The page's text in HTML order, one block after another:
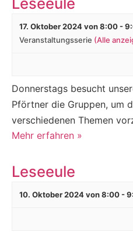
17. Oktober 2024 von 8:00 -
Veranstaltungsserie (Alle
Donnerstags besucht
Pförtner die Gruppen, um
verschiedenen Themen
Mehr erfahren »
Leseeule
10. Oktober 2024 von 8:00 -